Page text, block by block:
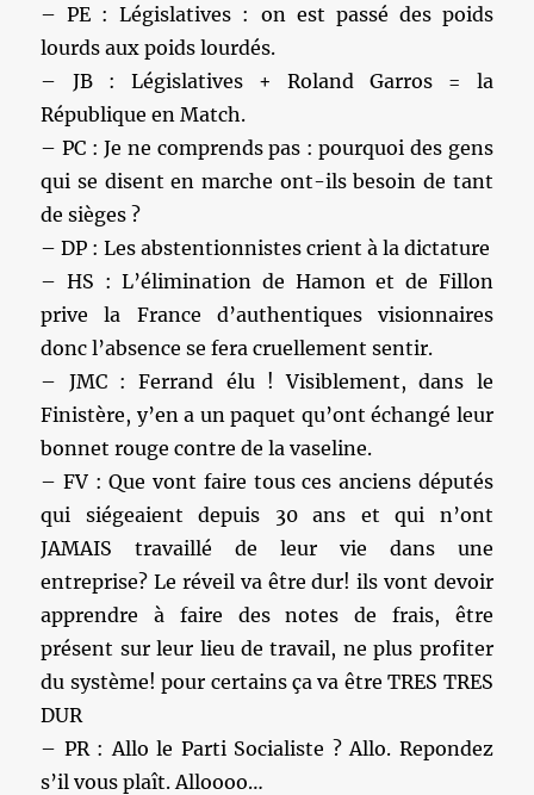
– PE : Législatives : on est passé des poids
lourds aux poids lourdés.
– JB : Législatives + Roland Garros = la
République en Match.
– PC : Je ne comprends pas : pourquoi des gens
qui se disent en marche ont-ils besoin de tant
de sièges ?
– DP : Les abstentionnistes crient à la dictature
– HS : L’élimination de Hamon et de Fillon
prive la France d’authentiques visionnaires
donc l’absence se fera cruellement sentir.
– JMC : Ferrand élu ! Visiblement, dans le
Finistère, y’en a un paquet qu’ont échangé leur
bonnet rouge contre de la vaseline.
– FV : Que vont faire tous ces anciens députés
qui siégeaient depuis 30 ans et qui n’ont
JAMAIS travaillé de leur vie dans une
entreprise? Le réveil va être dur! ils vont devoir
apprendre à faire des notes de frais, être
présent sur leur lieu de travail, ne plus profiter
du système! pour certains ça va être TRES TRES
DUR
– PR : Allo le Parti Socialiste ? Allo. Repondez
s’il vous plaît. Alloooo…